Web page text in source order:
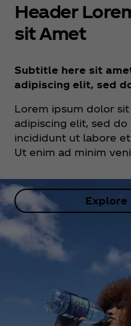
Header
sit Amet
Subtitle here sit
adipiscing elit, sed
Lorem ipsum dolor
adipiscing elit, sed
incididunt ut labore
Ut enim ad minim
Explore